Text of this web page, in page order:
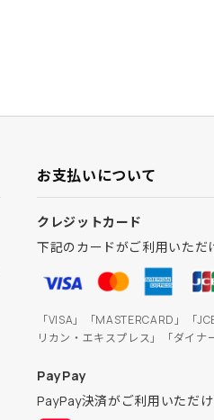
お支払いについて
クレジットカード
下記のカードがご利用いただ
「VISA」「MASTERCARD」「
リカン・エキスプレス」「ダイナ
PayPay
PayPay決済がご利用いただけ